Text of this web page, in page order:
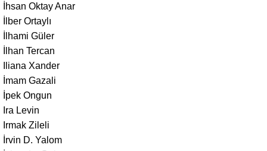
İhsan Oktay Anar
İlber Ortaylı
İlhami Güler
İlhan Tercan
Iliana Xander
İmam Gazali
İpek Ongun
Ira Levin
Irmak Zileli
İrvin D. Yalom